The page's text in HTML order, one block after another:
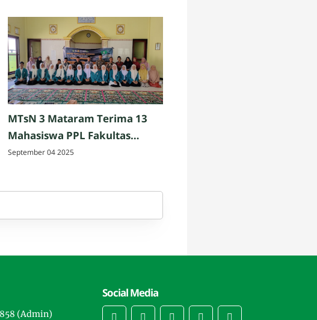
MTsN 3 Mataram Terima 13
Mahasiswa PPL Fakultas
Tarbiyah dan Keguruan UIN
September 04 2025
(Admin)
Social Media